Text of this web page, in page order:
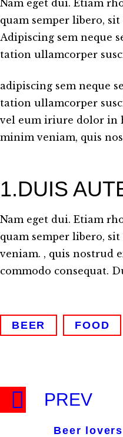
Nam eget dui. Etiam
quam semper libero, sit
Adipiscing sem neque
tation ullamcorper
adipiscing sem neque
tation ullamcorper
vel eum iriure dolor in
minim veniam, quis
1.DUIS
Nam eget dui. Etiam
quam semper libero,
veniam. , quis nostrud
commodo consequat.
BEER FOOD
PREV
Beer